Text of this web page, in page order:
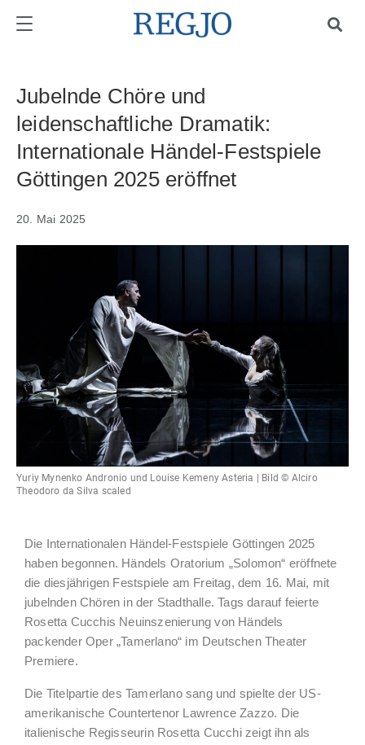
Jubelnde Chöre und
leidenschaftliche Dramatik:
Internationale Händel-Festspiele
Göttingen 2025 eröffnet
20. Mai 2025
Yuriy Mynenko Andronio und Louise Kemeny Asteria | Bild © Alciro
Theodoro da Silva scaled
Die Internationalen Händel-Festspiele Göttingen 2025
haben begonnen. Händels Oratorium „Solomon“ eröffnete
die diesjährigen Festspiele am Freitag, dem 16. Mai, mit
jubelnden Chören in der Stadthalle. Tags darauf feierte
Rosetta Cucchis Neuinszenierung von Händels
packender Oper „Tamerlano“ im Deutschen Theater
Premiere.
Die Titelpartie des Tamerlano sang und spielte der US-
amerikanische Countertenor Lawrence Zazzo. Die
italienische Regisseurin Rosetta Cucchi zeigt ihn als